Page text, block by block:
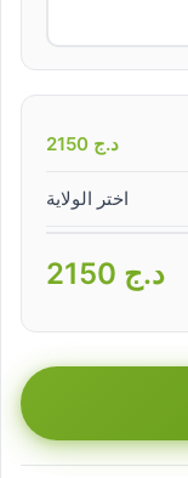
د.ج
اختر الولاية
د.ج